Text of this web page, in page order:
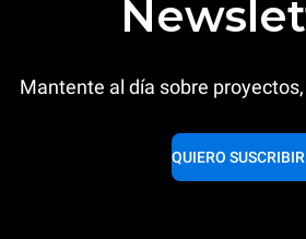
Mantente al día sobre
QUIERO